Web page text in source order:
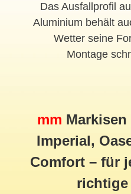
Das Ausfallprofil
Aluminium behält
Wetter seine
Montage
mm
Imperial,
Comfort – für
richtige